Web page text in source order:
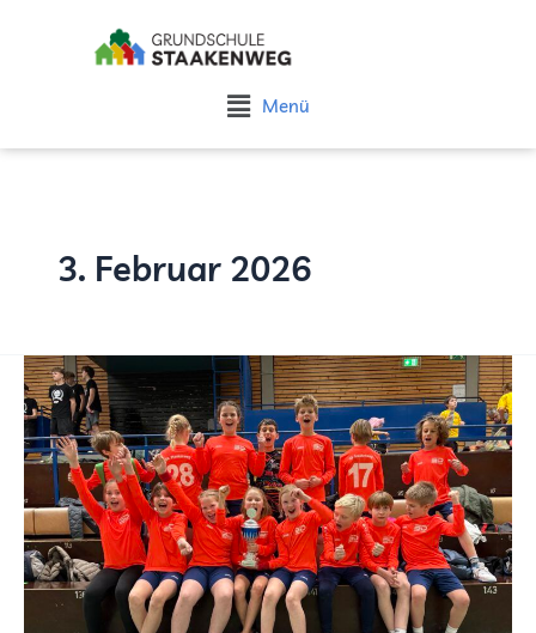
Flyout
Menü
3. Februar 2026
Erfolg
beim
GEO-
Grundschulturnier